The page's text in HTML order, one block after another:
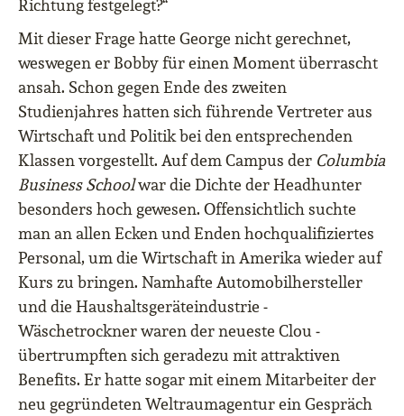
Richtung festgelegt?“
Mit dieser Frage hatte George nicht gerechnet,
weswegen er Bobby für einen Moment überrascht
ansah. Schon gegen Ende des zweiten
Studienjahres hatten sich führende Vertreter aus
Wirtschaft und Politik bei den entsprechenden
Klassen vorgestellt. Auf dem Campus der Columbia
Business Schoolwar die Dichte der Headhunter
besonders hoch gewesen. Offensichtlich suchte
man an allen Ecken und Enden hochqualifiziertes
Personal, um die Wirtschaft in Amerika wieder auf
Kurs zu bringen. Namhafte Automobilhersteller
und die Haushaltsgeräteindustrie ‒
Wäschetrockner waren der neueste Clou ‒
übertrumpften sich geradezu mit attraktiven
Benefits. Er hatte sogar mit einem Mitarbeiter der
neu gegründeten Weltraumagentur ein Gespräch